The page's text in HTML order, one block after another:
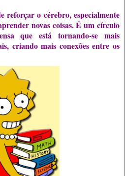
reforçar o cérebro, especialmente
novas coisas. É um círculo
que está tornando-se mais
criando mais conexões entre os